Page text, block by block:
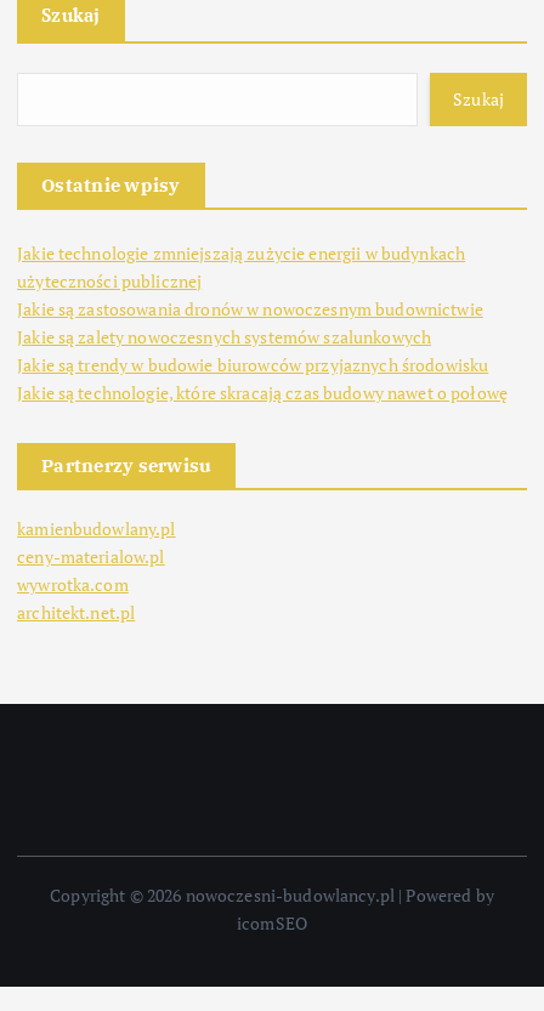
Szukaj
Szukaj
Ostatnie wpisy
Jakie technologie zmniejszają zużycie energii w budynkach
użyteczności publicznej
Jakie są zastosowania dronów w nowoczesnym budownictwie
Jakie są zalety nowoczesnych systemów szalunkowych
Jakie są trendy w budowie biurowców przyjaznych środowisku
Jakie są technologie, które skracają czas budowy nawet o połowę
Partnerzy serwisu
kamienbudowlany.pl
ceny-materialow.pl
wywrotka.com
architekt.net.pl
Copyright © 2026 nowoczesni-budowlancy.pl | Powered by
icomSEO